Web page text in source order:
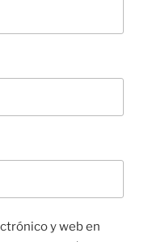
y web en